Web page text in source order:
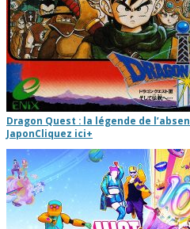
Dragon Quest : la légende de
JaponCliquez ici+